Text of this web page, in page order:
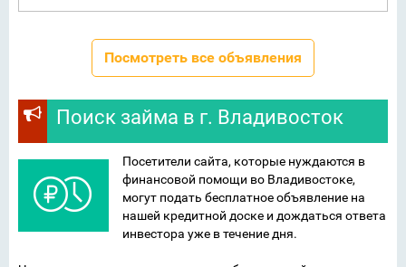
Посмотреть все объявления
Поиск займа в г. Владивосток
Посетители сайта, которые нуждаются в
финансовой помощи во Владивостоке,
могут подать бесплатное объявление на
нашей кредитной доске и дождаться ответа
инвестора уже в течение дня.